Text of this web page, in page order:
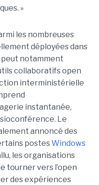
»
les nombreuses
déployées dans
peut notamment
collaboratifs open
interministérielle
instantanée,
Le
annoncé des
postesWindows
les organisations
tourner vers l’open
des expériences